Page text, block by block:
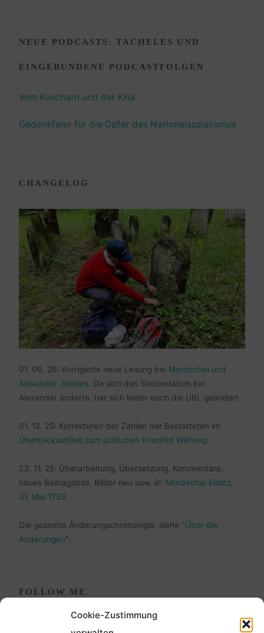
Cookie-Zustimmung
NEUE PODCASTS: TACHELES UND
EINGEBUNDENE PODCASTFOLGEN
Vom Koschatn und der Kria
Gedenkfeier für die Opfer des Nationalsozialismus
CHANGELOG
01. 06. 26: Korrigierte neue Lesung bei Mordechai und
Alexander Jeiteles . Da sich das Sterbedatum bei
Alexander änderte, hat sich leider auch die URL geändert.
01. 12. 25: Korrekturen der Zahlen der Bestatteten im
Überblicksartikel zum jüdischen Friedhof Währing
23. 11. 25: Überarbeitung, Übersetzung, Kommentare,
neues Beitragsbild, Bilder neu usw. in: Mordechai Eidlitz,
31. Mai 1753
Die gesamte Änderungschronologie, siehe "Über die
Änderungen".
FOLLOW ME